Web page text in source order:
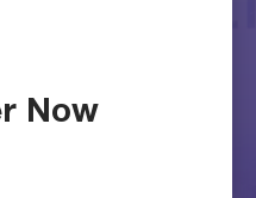
Now